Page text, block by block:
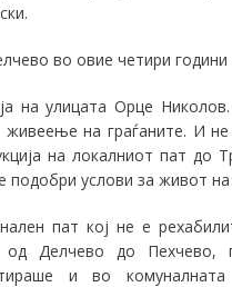
во овие четири
на улицата Орце
живеење на граѓаните. И
на локалниот пат до
услови за живот на
пат кој не е
Делчево до Пехчево,
и во